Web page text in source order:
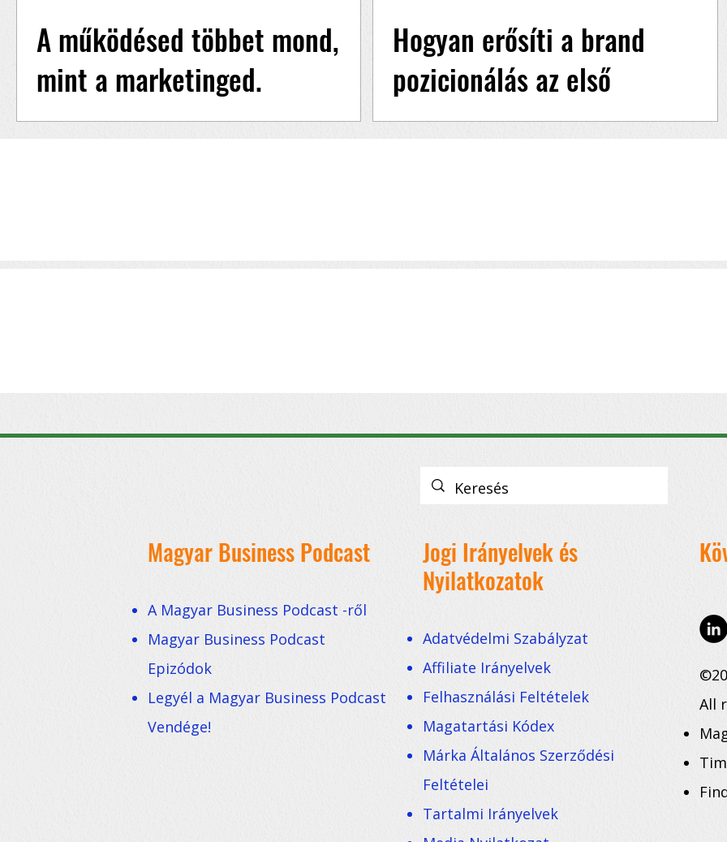
A működésed többet mond,
mint a marketinged.
Sok vállalkozás hirdetésekre, dizájnra, erős
szlogenekre építi az első benyomást. De a vevőt
Hogyan erősíti a brand
pozicionálás az első
benyomásod hatását?
Magyar Business Podcast
A Magyar Business Podcast -ről
Magyar Business Podcast
Epizódok
Legyél a Magyar Business Podcast
Vendége!
Jogi Irányelvek és
Nyilatkozatok
Adatvédelmi Szabályzat
Affiliate Irányelvek
Felhasználási Feltételek
Magatartási Kódex
Márka Általános Szerződési
Feltételei
Tartalmi Irányelvek
All